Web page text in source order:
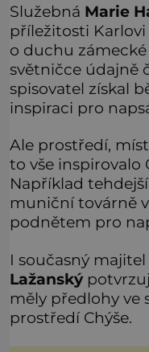
Služebná Marie
příležitosti
o duchu
světničce údajně
spisovatel získal
inspiraci pro
Ale prostředí,
to vše inspirovalo
Například
muniční továrně
podnětem pro
I současný
Lažanský
měly předlohy ve
prostředí Chýše.